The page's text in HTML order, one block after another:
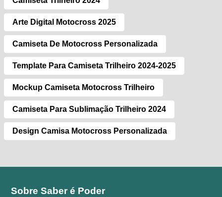
Arte Digital Motocross 2025
Camiseta De Motocross Personalizada
Template Para Camiseta Trilheiro 2024-2025
Mockup Camiseta Motocross Trilheiro
Camiseta Para Sublimação Trilheiro 2024
Design Camisa Motocross Personalizada
Sobre Saber é Poder